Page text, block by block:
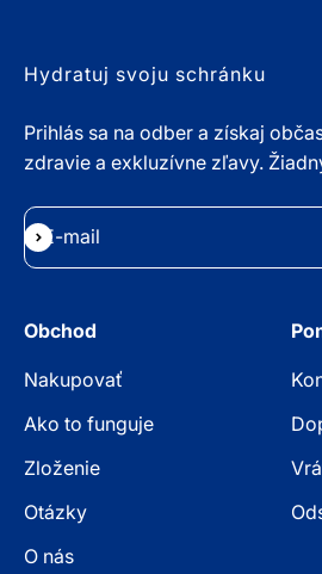
Hydratuj svoju schránku
Prihlás sa na odber a získaj
zdravie a exkluzívne zľavy.
E-mail
Odoberať
Obchod
Nakupovať
Ako to funguje
Zloženie
Otázky
O nás